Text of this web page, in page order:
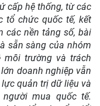
cấp hệ thống, từ các
tổ chức quốc tế, kết
các nền tảng số, bài
sẵn sàng của nhóm
môi trường và trách
doanh nghiệp vẫn
quản trị dữ liệu và
mua quốc tế.